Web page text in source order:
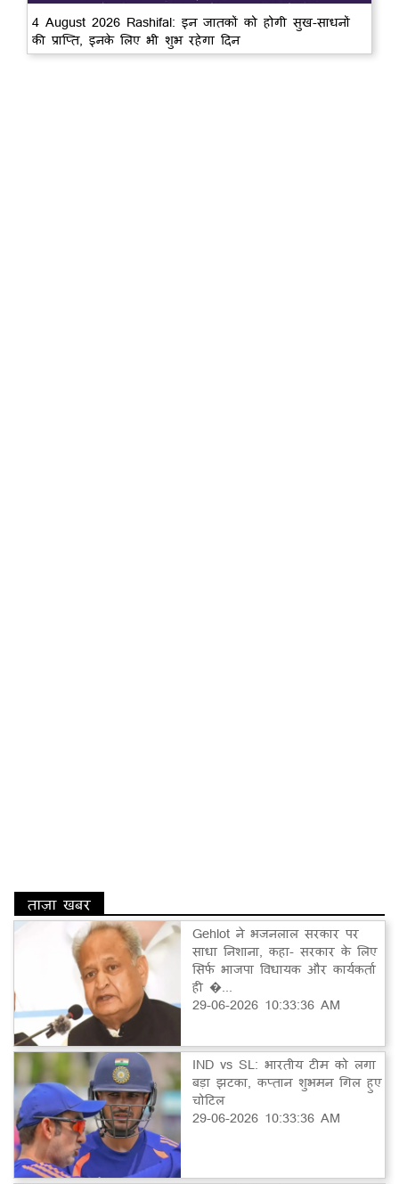
4 August 2026 Rashifal: इन जातकों को होगी सुख-साधनों
की प्राप्ति, इनके लिए भी शुभ रहेगा दिन
ताज़ा खबर
Gehlot ने भजनलाल सरकार पर
साधा निशाना, कहा- सरकार के लिए
सिर्फ भाजपा विधायक और कार्यकर्ता
ही �...
29-06-2026 10:33:36 AM
IND vs SL: भारतीय टीम को लगा
बड़ा झटका, कप्तान शुभमन गिल हुए
चोटिल
29-06-2026 10:33:36 AM